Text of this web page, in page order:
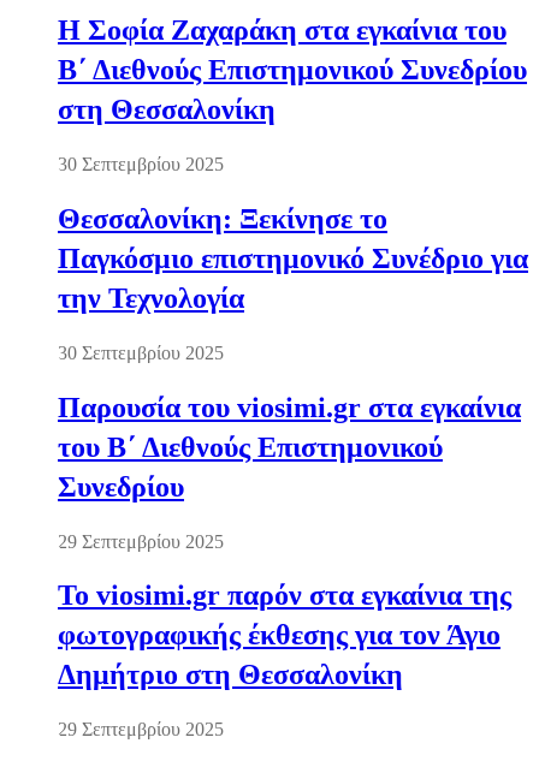
Η Σοφία Ζαχαράκη στα εγκαίνια του
Β΄ Διεθνούς Επιστημονικού Συνεδρίου
στη Θεσσαλονίκη
30 Σεπτεμβρίου 2025
Θεσσαλονίκη: Ξεκίνησε το
Παγκόσμιο επιστημονικό Συνέδριο για
την Τεχνολογία
30 Σεπτεμβρίου 2025
Παρουσία του viosimi.gr στα εγκαίνια
του Β΄ Διεθνούς Επιστημονικού
Συνεδρίου
29 Σεπτεμβρίου 2025
Το viosimi.gr παρόν στα εγκαίνια της
φωτογραφικής έκθεσης για τον Άγιο
Δημήτριο στη Θεσσαλονίκη
29 Σεπτεμβρίου 2025